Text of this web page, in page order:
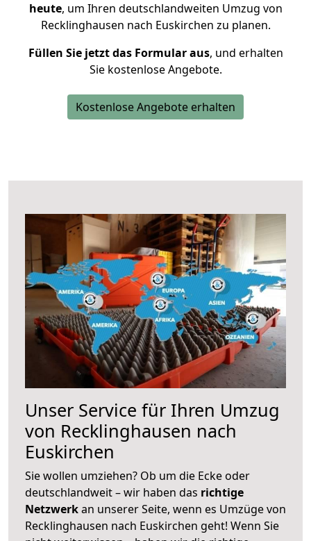
heute, um Ihren deutschlandweiten Umzug von
Recklinghausen nach Euskirchen zu planen.
Füllen Sie jetzt das Formular aus, und erhalten
Sie kostenlose Angebote.
Kostenlose Angebote erhalten
Unser Service für Ihren Umzug
von Recklinghausen nach
Euskirchen
Sie wollen umziehen? Ob um die Ecke oder
deutschlandweit – wir haben das richtige
Netzwerkan unserer Seite, wenn es Umzüge von
Recklinghausen nach Euskirchen geht! Wenn Sie